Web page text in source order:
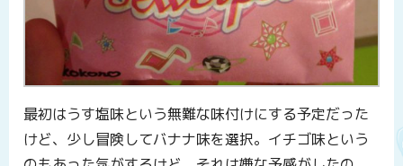
最初はうす塩味という無難な味付けにする予定だった
けど、少し冒険してバナナ味を選択。イチゴ味という